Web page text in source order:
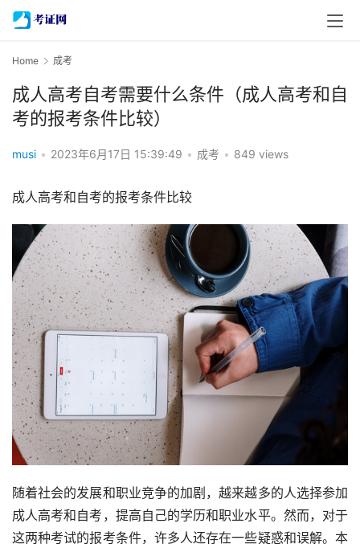
Home 成考
成人高考自考需要什么条件（成人高考和自
考的报考条件比较）
musi • 2023年6月17日 15:39:49 • 成考 • 849 views
成人高考和自考的报考条件比较
随着社会的发展和职业竞争的加剧，越来越多的人选择参加
成人高考和自考，提高自己的学历和职业水平。然而，对于
这两种考试的报考条件，许多人还存在一些疑惑和误解。本